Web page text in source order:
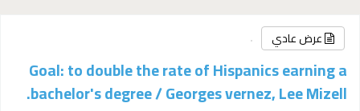
عرض عادي
Goal: to double the rate of Hispanics earning a
bachelor's degree /Georges vernez, Lee Mizell.